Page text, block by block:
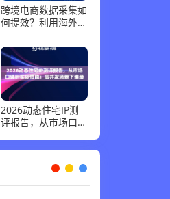
跨境电商数据采集如
何提效？利用海外代
品信息
2026动态住宅IP测
评报告，从市场口碑
到实际性能：高并发
场景下谁最稳